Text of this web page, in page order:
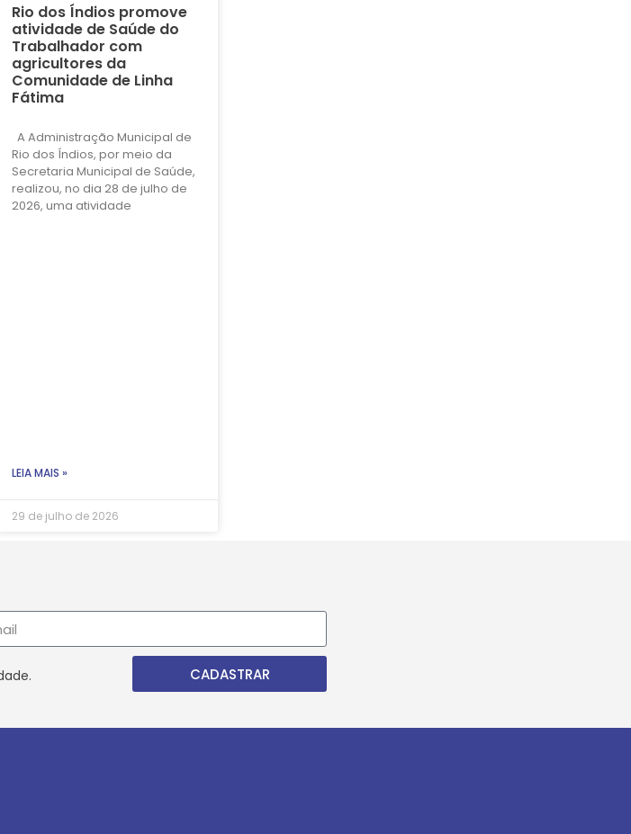
Rio dos Índios promove
atividade de Saúde do
Trabalhador com
agricultores da
Comunidade de Linha
Fátima
A Administração Municipal de
Rio dos Índios, por meio da
Secretaria Municipal de Saúde,
realizou, no dia 28 de julho de
2026, uma atividade
LEIA MAIS »
29 de julho de 2026
CADASTRAR